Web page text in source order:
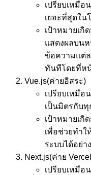
เปรียบเหมือน
เยอะที่สุดใน
เป้าหมายเกิ
แสดงผลบน
ข้อความแต่ล
ทันทีโดยที่ห
Vue.js(ค่ายอิสระ)
เปรียบเหมือน
เป็นมิตรกับ
เป้าหมายเกิ
เพื่อช่วยทำใ
ระบบได้อย่า
Next.js(ค่าย
เปรียบเหมือน